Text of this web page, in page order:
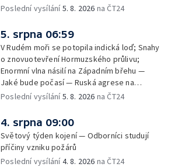
dovolené kvůli přírodním živlům; Práva
na dovolené v zahraničí; Platby a výběry na
dovolené v zahraničí — Těžba léčivé rašeliny
u Malé Morávky
Poslední vysílání5. 8. 2026 na ČT24
5. srpna 06:59
V Rudém moři se potopila indická loď; Snahy
o znovuotevření Hormuzského průlivu;
Enormní vlna násilí na Západním břehu —
Jaké bude počasí — Ruská agrese na
Ukrajině — Vliv veder na lidské orgány — Při
— Třem obcím na Brněnsku dočasně došla
pitná voda — SP v orientačním běhu v Česku
— Horko a požáry sužují Evropu — Rybářský
příměstský tábor
Poslední vysílání5. 8. 2026 na ČT24
4. srpna 09:00
Světový týden kojení — Odborníci studují
příčiny vzniku požárů
Poslední vysílání4. 8. 2026 na ČT24